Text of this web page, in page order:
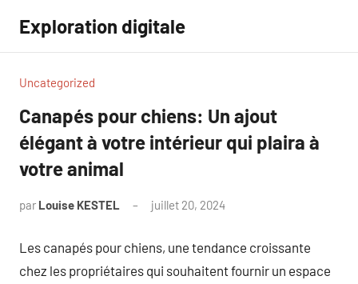
contenu
Exploration digitale
Uncategorized
Canapés pour chiens: Un ajout
élégant à votre intérieur qui plaira à
votre animal
par Louise KESTEL juillet 20, 2024
Les canapés pour chiens, une tendance croissante
chez les propriétaires qui souhaitent fournir un espace